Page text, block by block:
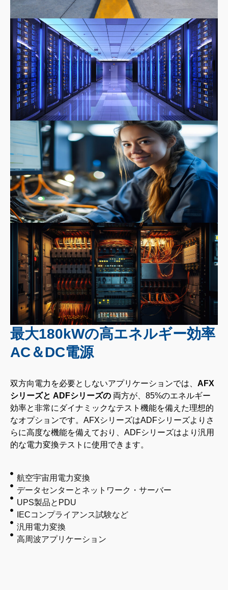
最大180kWの高エネルギー効率
AC＆DC電源
双方向電力を必要としないアプリケーションでは、 AFX
シリーズと ADFシリーズの 両方が、85%のエネルギー
効率と非常にダイナミックなテスト機能を備えた理想的
なオプションです。AFXシリーズはADFシリーズよりさ
らに高度な機能を備えており、ADFシリーズはより汎用
的な電力変換テストに使用できます。
航空宇宙用電力変換
データセンターとネットワーク・サーバー
UPS製品とPDU
IECコンプライアンス試験など
汎用電力変換
高周波アプリケーション